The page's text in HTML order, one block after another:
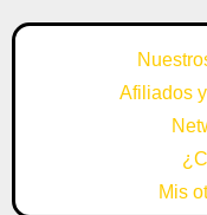
Afiliados
Mis